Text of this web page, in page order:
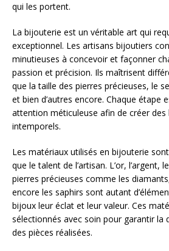
qui les portent.
La bijouterie est un véritable art qui
exceptionnel. Les artisans bijoutiers
minutieuses à concevoir et façonner
passion et précision. Ils maîtrisent
que la taille des pierres précieuses, le
et bien d’autres encore. Chaque étape
attention méticuleuse afin de créer
intemporels.
Les matériaux utilisés en bijouterie
que le talent de l’artisan. L’or, l’argent,
pierres précieuses comme les
encore les saphirs sont autant
bijoux leur éclat et leur valeur. Ces
sélectionnés avec soin pour garantir la
des pièces réalisées.